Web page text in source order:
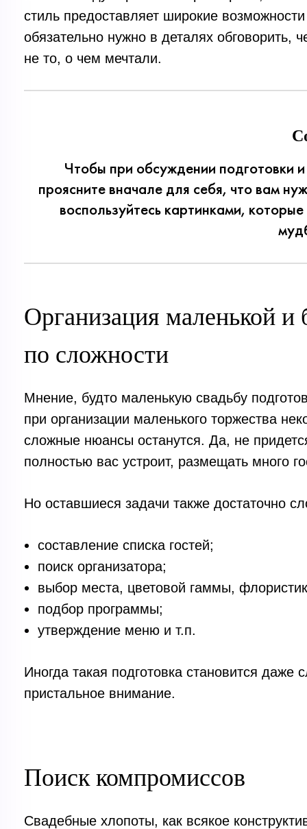
стиль предоставляет широкие
обязательно нужно в деталях обговорить,
не то, о чем мечтали.
Чтобы при обсуждении подготовки
проясните вначале для себя, что вам
воспользуйтесь картинками,
Организация маленькой
по сложности
Мнение, будто маленькую свадьбу
при организации маленького торжества
сложные нюансы останутся. Да, не
полностью вас устроит, размещать много
Но оставшиеся задачи также достаточно
составление списка гостей;
поиск организатора;
выбор места, цветовой гаммы,
подбор программы;
утверждение меню и т.п.
Иногда такая подготовка становится
пристальное внимание.
Поиск компромиссов
Свадебные хлопоты, как всякое